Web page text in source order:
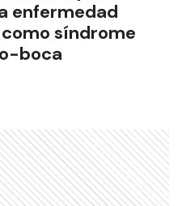
enfermedad
síndrome
boca